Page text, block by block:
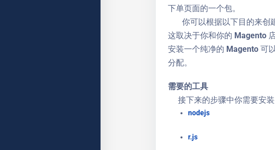
下单页面的一个包。
你可以根据以下目的来创
这取决于你和你的 Magento
安装一个纯净的 Magento 可
分配。
需要的工具
接下来的步骤中你需要安装
nodejs
r.js